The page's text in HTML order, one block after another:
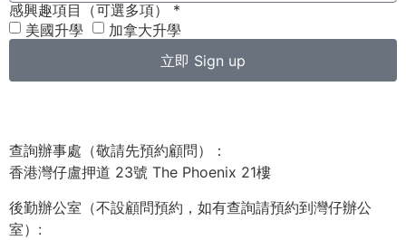
感興趣項目（可選多項） *
美國升學
加拿大升學
立即 Sign up
查詢辦事處（敬請先預約顧問）：
香港灣仔盧押道 23號 The Phoenix 21樓
後勤辦公室（不設顧問預約，如有查詢請預約到灣仔辦公
室）: